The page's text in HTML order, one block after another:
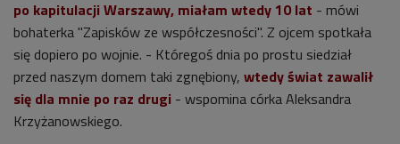
po kapitulacji Warszawy, miałam wtedy 10 lat - mówi
bohaterka "Zapisków ze współczesności". Z ojcem spotkała
się dopiero po wojnie. - Któregoś dnia po prostu siedział
przed naszym domem taki zgnębiony, wtedy świat zawalił
się dla mnie po raz drugi - wspomina córka Aleksandra
Krzyżanowskiego.